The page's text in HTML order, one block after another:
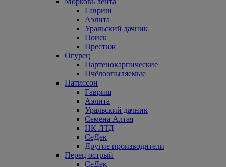
Гавриш
Аэлита
Уральский дачник
Поиск
Престиж
Огурец
Партенокарпические
Пчёлоопыляемые
Патиссон
Гавриш
Аэлита
Уральский дачник
Семена Алтая
НК ЛТД
СеДек
Другие производители
Перец острый
СеДек